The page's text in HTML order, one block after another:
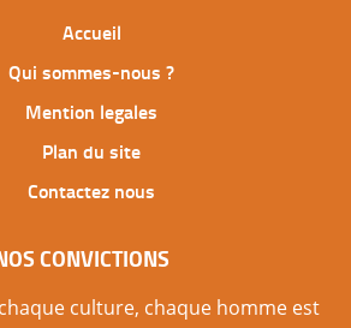
Accueil
Qui sommes-nous ?
Mention legales
Plan du site
Contactez nous
CONVICTIONS
culture, chaque homme est